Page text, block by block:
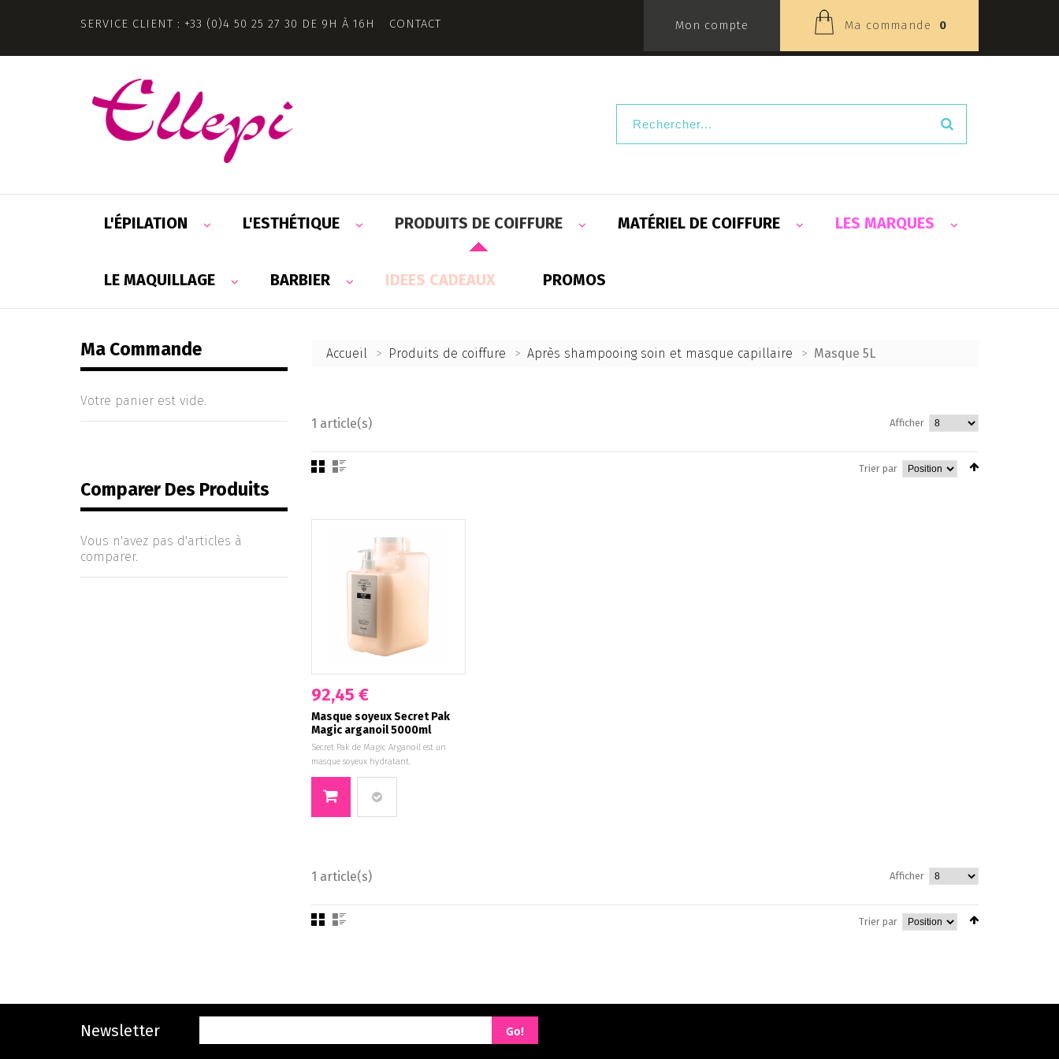
Mon compte Ma commande 0
SERVICE CLIENT : +33 (0)4 50 25 27 30 DE 9H À 16H CONTACT
L'ÉPILATION L'ESTHÉTIQUE PRODUITS DE COIFFURE MATÉRIEL DE COIFFURE LES MARQUES
LE MAQUILLAGE BARBIER IDEES CADEAUX PROMOS
Accueil > Produits de coiffure > Après shampooing soin et masque capillaire > Masque 5L
1 article(s) Afficher
Trier par
92,45 €
Masque soyeux Secret Pak
Magic arganoil 5000ml
Secret Pak de Magic Arganoil est un
masque soyeux hydratant.
1 article(s) Afficher
Trier par
Ma Commande
Votre panier est vide.
Comparer Des Produits
Vous n'avez pas d'articles à
comparer.
Newsletter Go!